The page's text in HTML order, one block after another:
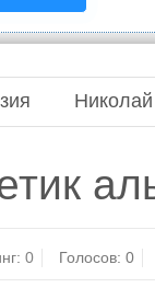
0 Голосов: 0